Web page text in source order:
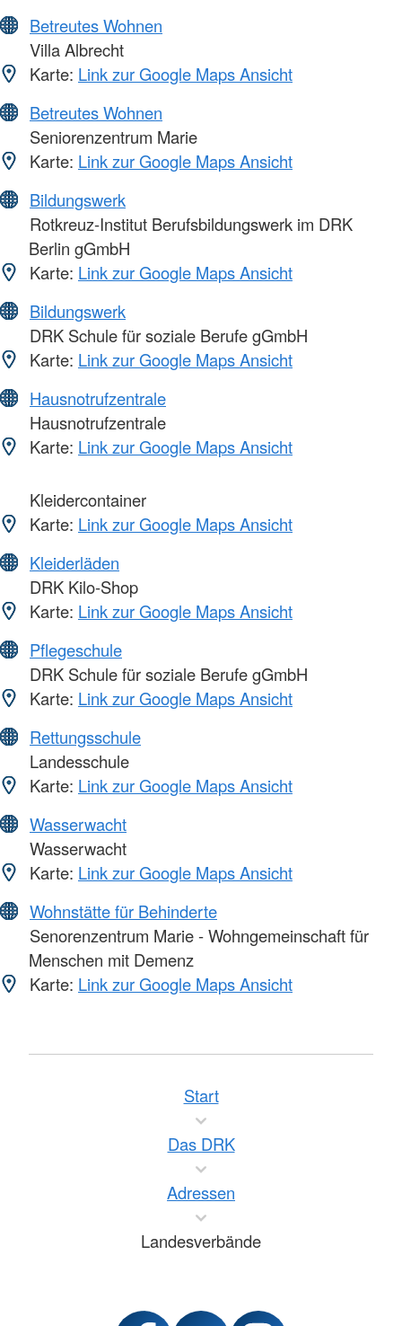
Betreutes Wohnen
Villa Albrecht
Karte: Link zur Google Maps Ansicht
Betreutes Wohnen
Seniorenzentrum Marie
Karte: Link zur Google Maps Ansicht
Bildungswerk
Rotkreuz-Institut Berufsbildungswerk im DRK
Berlin gGmbH
Karte: Link zur Google Maps Ansicht
Bildungswerk
DRK Schule für soziale Berufe gGmbH
Karte: Link zur Google Maps Ansicht
Hausnotrufzentrale
Hausnotrufzentrale
Karte: Link zur Google Maps Ansicht
Kleidercontainer
Karte: Link zur Google Maps Ansicht
Kleiderläden
DRK Kilo-Shop
Karte: Link zur Google Maps Ansicht
Pflegeschule
DRK Schule für soziale Berufe gGmbH
Karte: Link zur Google Maps Ansicht
Rettungsschule
Landesschule
Karte: Link zur Google Maps Ansicht
Wasserwacht
Wasserwacht
Karte: Link zur Google Maps Ansicht
Wohnstätte für Behinderte
Senorenzentrum Marie - Wohngemeinschaft für
Menschen mit Demenz
Karte: Link zur Google Maps Ansicht
Start
Das DRK
Adressen
Landesverbände